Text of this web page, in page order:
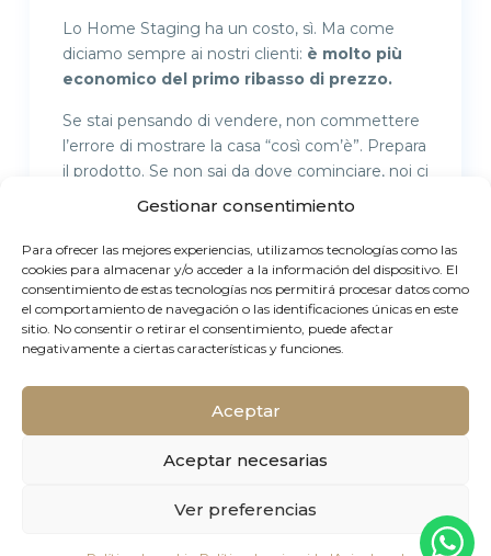
Gestionar consentimiento
Para ofrecer las mejores experiencias, utilizamos tecnologías como las
cookies para almacenar y/o acceder a la información del dispositivo. El
consentimiento de estas tecnologías nos permitirá procesar datos como
el comportamiento de navegación o las identificaciones únicas en este
sitio. No consentir o retirar el consentimiento, puede afectar
negativamente a ciertas características y funciones.
Aceptar
Aceptar necesarias
Ver preferencias
Lo Home Staging ha un costo, sì. Ma come
diciamo sempre ai nostri clienti: è molto più
economico del primo ribasso di prezzo.
Se stai pensando di vendere, non commettere
l’errore di mostrare la casa “così com’è”. Prepara
il prodotto. Se non sai da dove cominciare, noi ci
occupiamo di trasformare la tua proprietà